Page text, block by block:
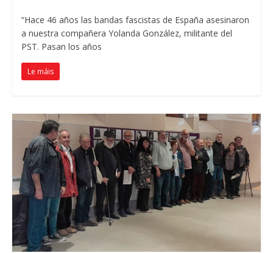
“Hace 46 años las bandas fascistas de España asesinaron
a nuestra compañera Yolanda González, militante del
PST. Pasan los años
Le máis